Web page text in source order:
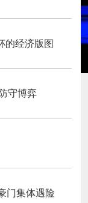
的经济版图
守博弈
门集体遇险